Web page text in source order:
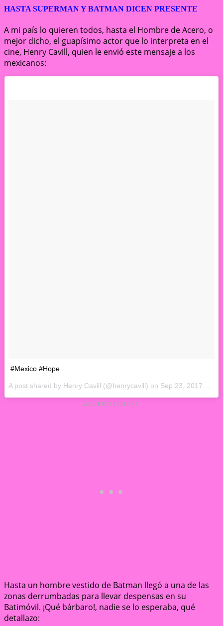
HASTA SUPERMAN Y BATMAN DICEN PRESENTE
A mi país lo quieren todos, hasta el Hombre de Acero, o
mejor dicho, el guapísimo actor que lo interpreta en el
cine, Henry Cavill, quien le envió este mensaje a los
mexicanos:
#Mexico #Hope
A post shared by Henry Cavill (@henrycavill) on Sep 23, 2017 at 11:51am PDT
Hasta un hombre vestido de Batman llegó a una de las
zonas derrumbadas para llevar despensas en su
Batimóvil. ¡Qué bárbaro!, nadie se lo esperaba, qué
detallazo: